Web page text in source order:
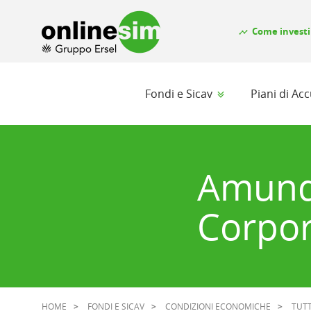
timeline Come
Fondi e Sicav Piani di
HOME FONDI E SICAV CONDIZIONI ECONOMICHE